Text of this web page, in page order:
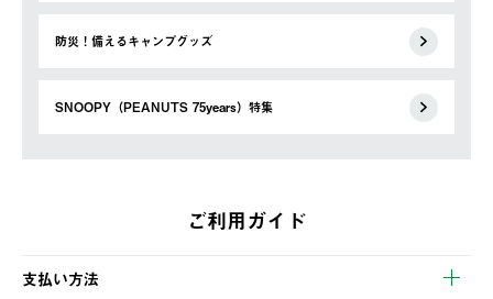
防災！備えるキャンプグッズ
SNOOPY（PEANUTS 75years）特集
ご利用ガイド
支払い方法